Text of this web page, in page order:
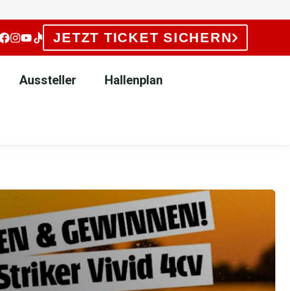
JETZT TICKET SICHERN
Aussteller Hallenplan